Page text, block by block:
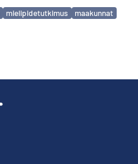
mielipidetutkimus maakunnat